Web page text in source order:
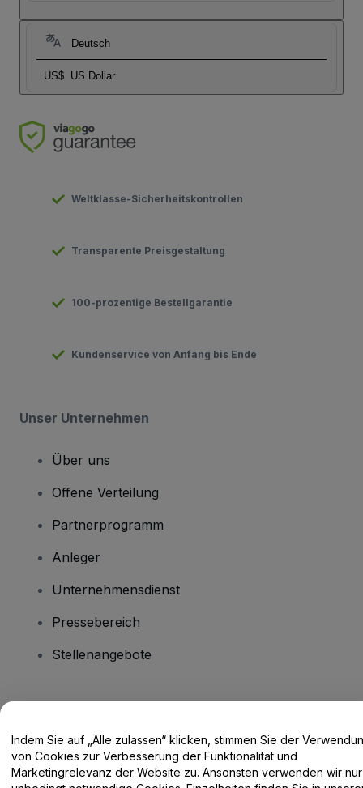
Deutsch
US$ US Dollar
Weltklasse-Sicherheitskontrollen
Transparente Preisgestaltung
100-prozentige Bestellgarantie
Kundenservice von Anfang bis Ende
Unser Unternehmen
Über uns
Offene Verteilung
Partnerprogramm
Anleger
Unternehmensdienst
Pressebereich
Stellenangebote
Hilfe-Center / Kontakt
Indem Sie auf „Alle zulassen“ klicken, stimmen Sie der
von Cookies zur Verbesserung der Funktionalität und
Marketingrelevanz der Website zu. Ansonsten verwenden wir nur